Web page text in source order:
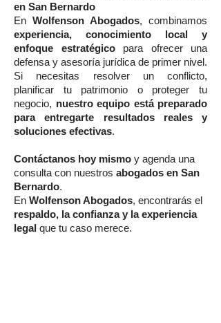
en San Bernardo
En Wolfenson Abogados, combinamos
experiencia, conocimiento local y
enfoque estratégicopara ofrecer una
defensa y asesoría jurídica de primer nivel.
Si necesitas resolver un conflicto,
planificar tu patrimonio o proteger tu
negocio, nuestro equipo está preparado
para entregarte resultados reales y
soluciones efectivas.
Contáctanos hoy mismo y agenda una
consulta con nuestros abogados en San
Bernardo.
En Wolfenson Abogados, encontrarás el
respaldo, la confianza y la experiencia
legal que tu caso merece.